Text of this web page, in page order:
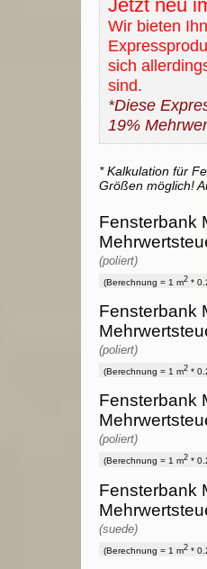
Jetzt neu
Wir bieten
sich
sind.
*Diese
19%
* Kalkulation für
Größen möglich!
Fensterbank
(poliert)
(Berechnung = 1 m2 *
Fensterbank
(poliert)
(Berechnung = 1 m2 *
Fensterbank
(poliert)
(Berechnung = 1 m2 *
Fensterbank
(suede)
(Berechnung = 1 m2 *